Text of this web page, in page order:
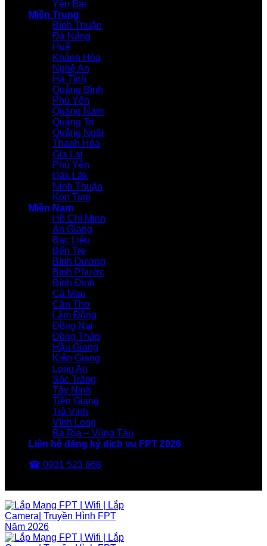
Yên Bái
Miền Trung
Bình Thuận
Đà Nẵng
Huế
Khánh Hòa
Nghệ An
Hà Tĩnh
Quảng Bình
Phú Yên
Quảng Nam
Quảng Trị
Quảng Ngãi
Thanh Hóa
Gia Lai
Phú Yên
Đăk Lăk
Ninh Thuận
Kon Tum
Miền Nam
Hồ Chí Minh
An Giang
Bạc Liêu
Bến Tre
Bình Dương
Bình Phước
Bình Định
Cà Mau
Cần Thơ
Lâm Đồng
Đồng Nai
Đồng Tháp
Hậu Giang
Kiên Giang
Long An
Sóc Trăng
Tây Ninh
Tiền Giang
Trà Vinh
Vĩnh Long
Bà Rịa – Vũng Tàu
Liên hệ đăng ký dịch vụ FPT 2026
☎ 0931 523 668